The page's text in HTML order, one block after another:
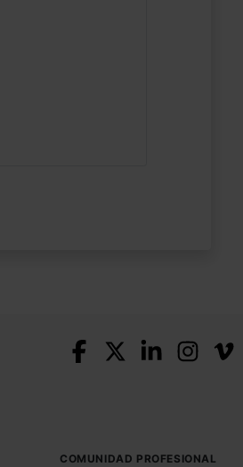
COMUNIDAD PROFESIONAL